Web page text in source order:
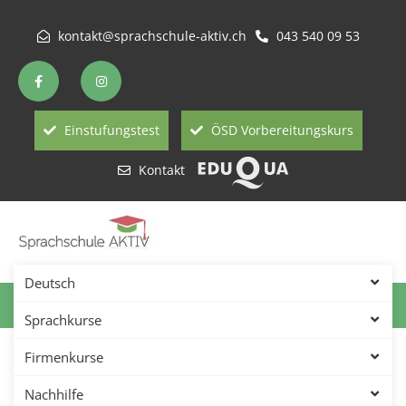
kontakt@sprachschule-aktiv.ch 043 540 09 53
Einstufungstest ÖSD Vorbereitungskurs
Kontakt
Deutsch
Sprachkurse
Firmenkurse
Nachhilfe
Aktiv Stellt Sich Vor